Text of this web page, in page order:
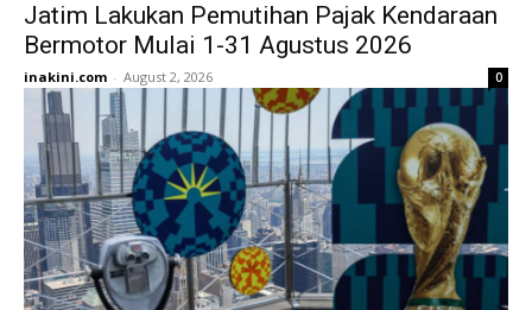
Jatim Lakukan Pemutihan Pajak Kendaraan
Bermotor Mulai 1-31 Agustus 2026
inakini.com - August 2, 2026 0